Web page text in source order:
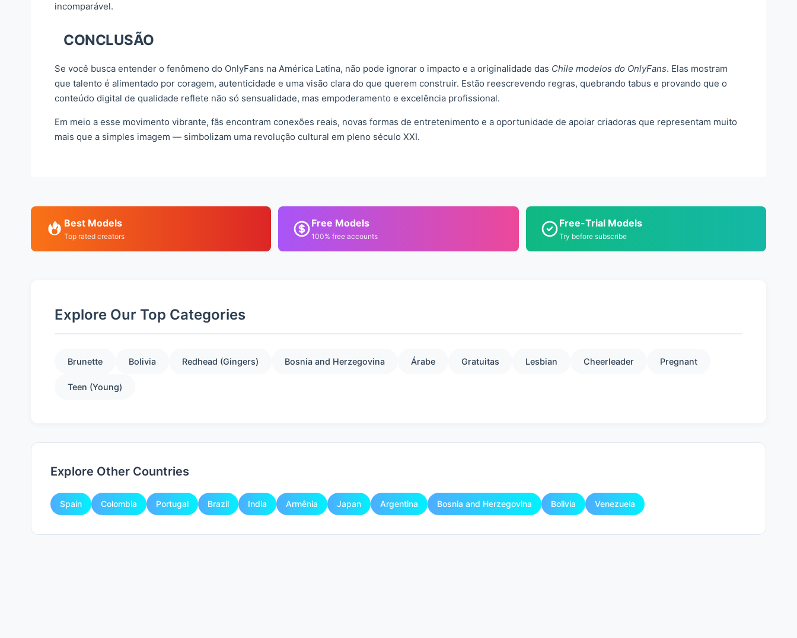
incomparável.
CONCLUSÃO
Se você busca entender o fenômeno do OnlyFans na América Latina, não pode ignorar o impacto e a originalidade das Chile modelos do OnlyFans. Elas mostram
que talento é alimentado por coragem, autenticidade e uma visão clara do que querem construir. Estão reescrevendo regras, quebrando tabus e provando que o
conteúdo digital de qualidade reflete não só sensualidade, mas empoderamento e excelência profissional.
Em meio a esse movimento vibrante, fãs encontram conexões reais, novas formas de entretenimento e a oportunidade de apoiar criadoras que representam muito
mais que a simples imagem — simbolizam uma revolução cultural em pleno século XXI.
Best Models
Top rated creators
Free Models
100% free accounts
Free-Trial Models
Try before subscribe
Explore Our Top Categories
Brunette Bolivia Redhead (Gingers) Bosnia and Herzegovina Árabe Gratuitas Lesbian Cheerleader Pregnant
Teen (Young)
Explore Other Countries
Spain Colombia Portugal Brazil India Armênia Japan Argentina Bosnia and Herzegovina Bolivia Venezuela